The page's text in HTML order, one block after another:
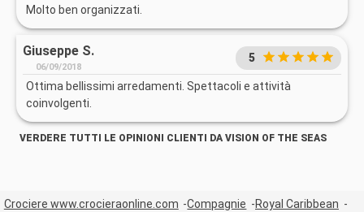
Molto ben organizzati.
Giuseppe S.
06/09/2018
5
Ottima bellissimi arredamenti. Spettacoli e attività
coinvolgenti.
VERDERE TUTTI LE OPINIONI CLIENTI DA VISION OF THE SEAS
Crociere www.crocieraonline.com Compagnie
Royal Caribbean